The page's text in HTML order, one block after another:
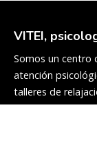
VITEI,
Somos un centro
atención
talleres de
cualificados y